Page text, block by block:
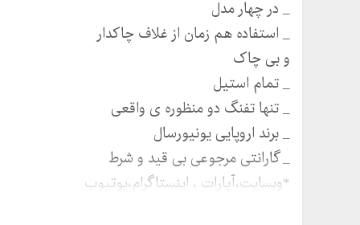
_ در چهار مدل
_ استفاده هم زمان از غلاف چاکدار
و بی چاک
_ تمام استیل
_ تنها تفنگ دو منظوره ی واقعی
_ برند اروپایی یونیورسال
_ گارانتی مرجوعی بی قید و شرط
*وبسایت،آپارات ، اینستاگرام،یوتیوب